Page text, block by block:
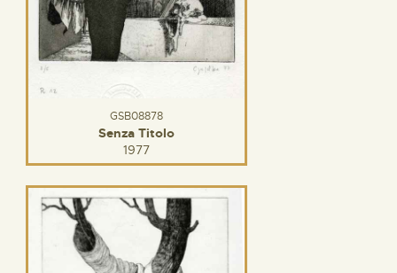
GSB08878
Senza Titolo
1977